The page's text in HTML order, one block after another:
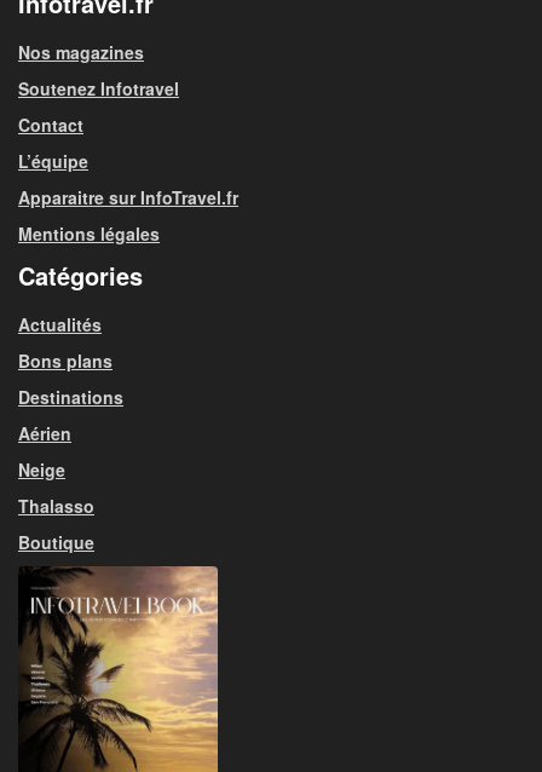
Nos magazines
Soutenez Infotravel
Contact
L’équipe
Apparaitre sur InfoTravel.fr
Mentions légales
Catégories
Actualités
Bons plans
Destinations
Aérien
Neige
Thalasso
Boutique